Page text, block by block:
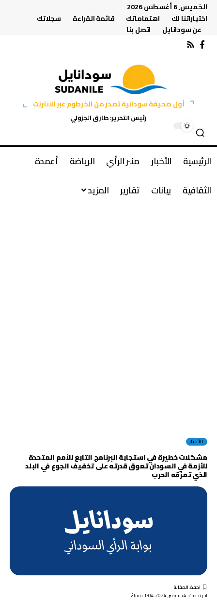
الخميس, 6 أغسطس 2026
اختياراتنا لك
اهتماماتك قائمة القراءة
سجلاتك
عن سودانايل
اتصل بنا
أول صحيفة سودانية تصدر من الخرطوم عبر الانترنت
رئيس التحرير: طارق الجزولي
الرئيسية الأخبار منبر الرأي الرياضة
أعمدة
الثقافية
بيانات تقارير المزيد
الأخبار
مشكلات خطيرة في استجابة البرنامج التابع للأمم المتحدة
للأزمة في السودان تعوق قدرته على تخفيف الجوع في البلد
الذي تمزقه الحرب
اخر تحديث: 4 ديسمبر, 2024 1:04 مساءً